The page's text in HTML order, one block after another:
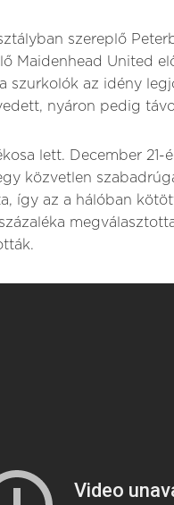
szereplő
Maidenhead United
szurkolók az idény
nyáron pedig
lett. December
közvetlen
így az a hálóban